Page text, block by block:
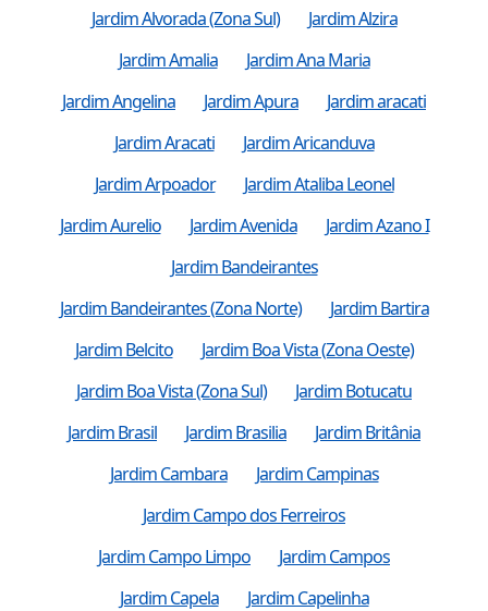
Jardim Alvorada (Zona Sul)
Jardim Alzira
Jardim Amalia
Jardim Ana Maria
Jardim Angelina
Jardim Apura
Jardim aracati
Jardim Aracati
Jardim Aricanduva
Jardim Arpoador
Jardim Ataliba Leonel
Jardim Aurelio
Jardim Avenida
Jardim Azano I
Jardim Bandeirantes
Jardim Bandeirantes (Zona Norte)
Jardim Bartira
Jardim Belcito
Jardim Boa Vista (Zona Oeste)
Jardim Boa Vista (Zona Sul)
Jardim Botucatu
Jardim Brasil
Jardim Brasilia
Jardim Britânia
Jardim Cambara
Jardim Campinas
Jardim Campo dos Ferreiros
Jardim Campo Limpo
Jardim Campos
Jardim Capela
Jardim Capelinha